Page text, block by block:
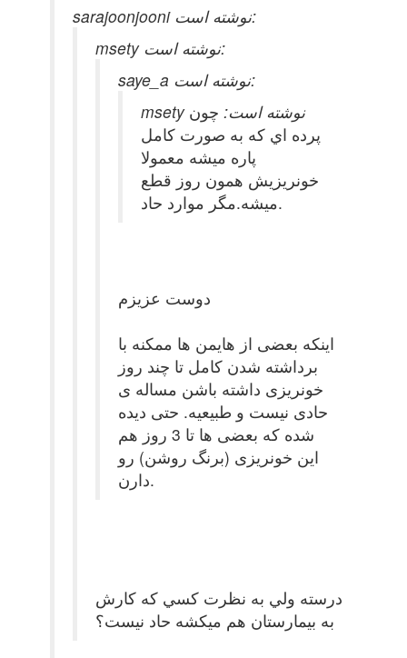
sarajoonjooni نوشته است:
msety نوشته است:
saye_a نوشته است:
msety نوشته است: چون
پرده اي كه به صورت كامل
پاره ميشه معمولا
خونريزيش همون روز قطع
ميشه.مگر موارد حاد.
دوست عزیزم
اینکه بعضی از هایمن ها ممکنه با
برداشته شدن کامل تا چند روز
خونریزی داشته باشن مساله ی
حادی نیست و طبیعیه. حتی دیده
شده که بعضی ها تا 3 روز هم
این خونریزی (برنگ روشن) رو
دارن.
درسته ولي به نظرت كسي كه كارش
به بيمارستان هم ميكشه حاد نيست؟